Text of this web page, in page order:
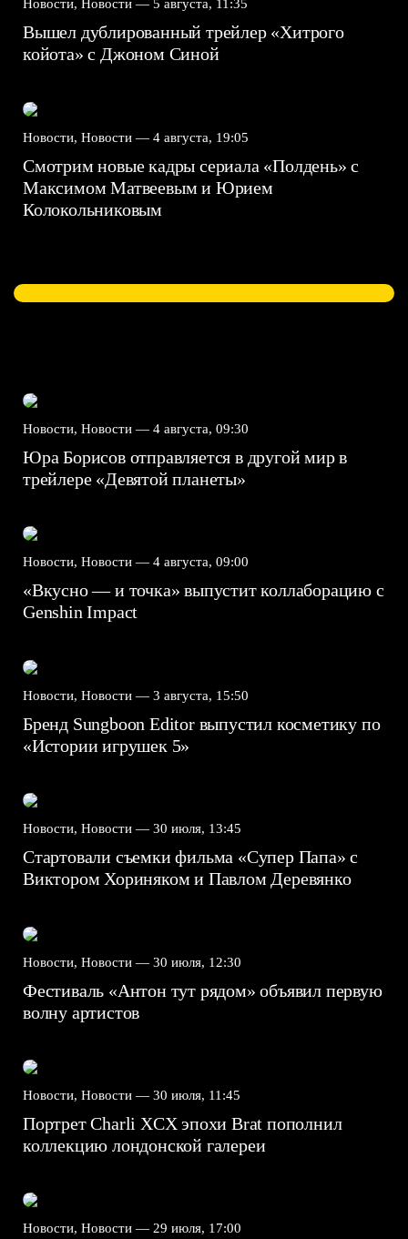
Новости, Новости — 5 августа, 11:35
Вышел дублированный трейлер «Хитрого
койота» с Джоном Синой
Новости, Новости — 4 августа, 19:05
Смотрим новые кадры сериала «Полдень» с
Максимом Матвеевым и Юрием
Колокольниковым
Новости, Новости — 4 августа, 09:30
Юра Борисов отправляется в другой мир в
трейлере «Девятой планеты»
Новости, Новости — 4 августа, 09:00
«Вкусно — и точка» выпустит коллаборацию с
Genshin Impact⁠⁠
Новости, Новости — 3 августа, 15:50
Бренд Sungboon Editor выпустил косметику по
«Истории игрушек 5»
Новости, Новости — 30 июля, 13:45
Стартовали съемки фильма «Супер Папа» с
Виктором Хориняком и Павлом Деревянко
Новости, Новости — 30 июля, 12:30
Фестиваль «Антон тут рядом» объявил первую
волну артистов
Новости, Новости — 30 июля, 11:45
Портрет Charli XCX эпохи Brat пополнил
коллекцию лондонской галереи
Новости, Новости — 29 июля, 17:00